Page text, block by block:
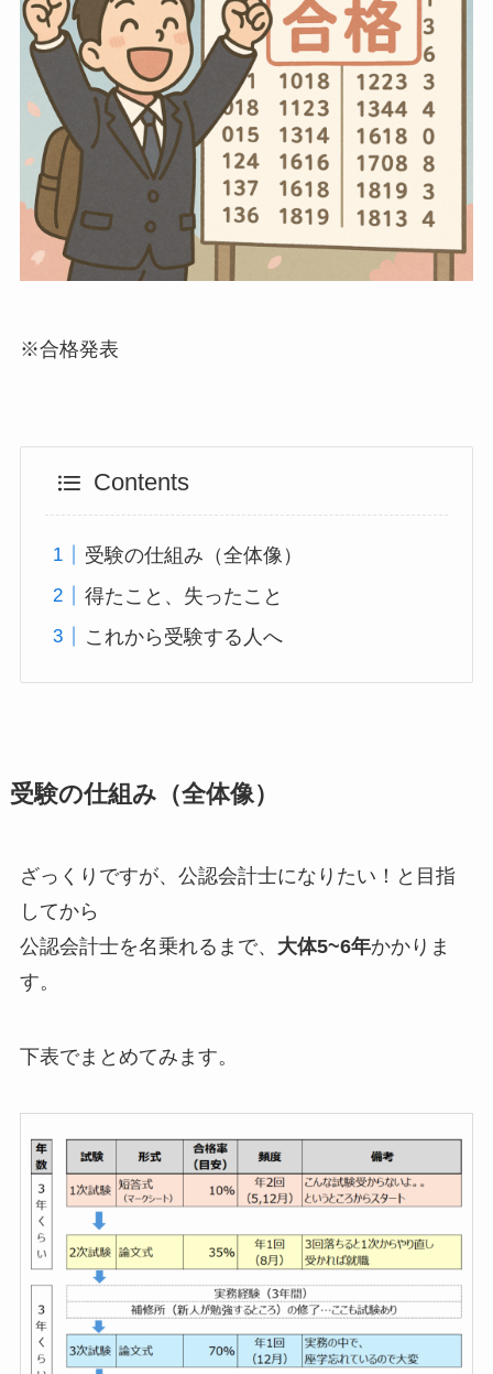
※合格発表
Contents
受験の仕組み（全体像）
得たこと、失ったこと
これから受験する人へ
受験の仕組み（全体像）
ざっくりですが、公認会計士になりたい！と目指
してから
公認会計士を名乗れるまで、 大体5~6年かかりま
す。
下表でまとめてみます。